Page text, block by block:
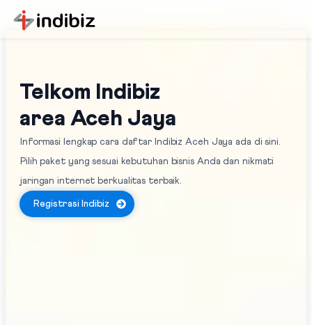
Telkom Indibiz
area Aceh Jaya
Informasi lengkap cara daftar Indibiz Aceh Jaya ada di sini.
Pilih paket yang sesuai kebutuhan bisnis Anda dan nikmati
jaringan internet berkualitas terbaik.
Registrasi Indibiz